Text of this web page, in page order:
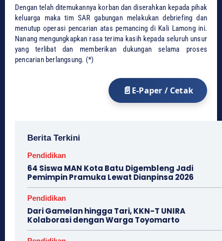
Dengan telah ditemukannya korban dan diserahkan kepada pihak
keluarga maka tim SAR gabungan melakukan debriefing dan
menutup operasi pencarian atas pemancing di Kali Lamong ini.
Nanang mengungkapkan rasa terima kasih kepada seluruh unsur
yang terlibat dan memberikan dukungan selama proses
pencarian berlangsung. (*)
E-Paper / Cetak
Berita Terkini
Pendidikan
64 Siswa MAN Kota Batu Digembleng Jadi
Pemimpin Pramuka Lewat Dianpinsa 2026
Pendidikan
Dari Gamelan hingga Tari, KKN-T UNIRA
Kolaborasi dengan Warga Toyomarto